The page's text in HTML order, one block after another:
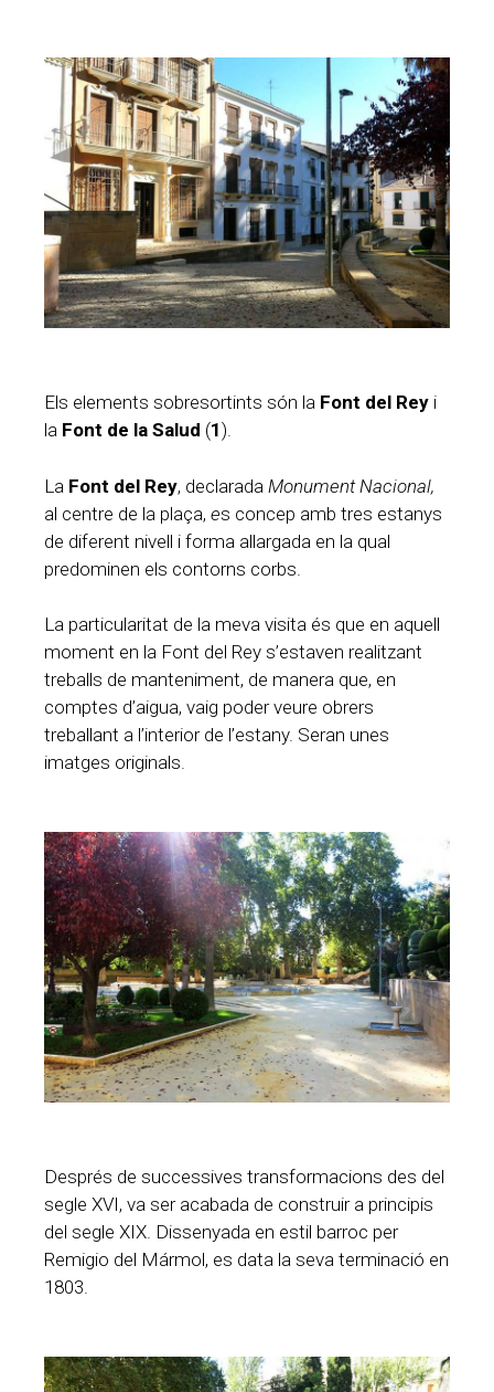
Els elements sobresortints són la Font del Rey i
la Font de la Salud (1).
La Font del Rey, declarada Monument Nacional,
al centre de la plaça, es concep amb tres estanys
de diferent nivell i forma allargada en la qual
predominen els contorns corbs.
La particularitat de la meva visita és que en aquell
moment en la Font del Rey s’estaven realitzant
treballs de manteniment, de manera que, en
comptes d’aigua, vaig poder veure obrers
treballant a l’interior de l’estany. Seran unes
imatges originals.
Després de successives transformacions des del
segle XVI, va ser acabada de construir a principis
del segle XIX. Dissenyada en estil barroc per
Remigio del Mármol, es data la seva terminació en
1803.